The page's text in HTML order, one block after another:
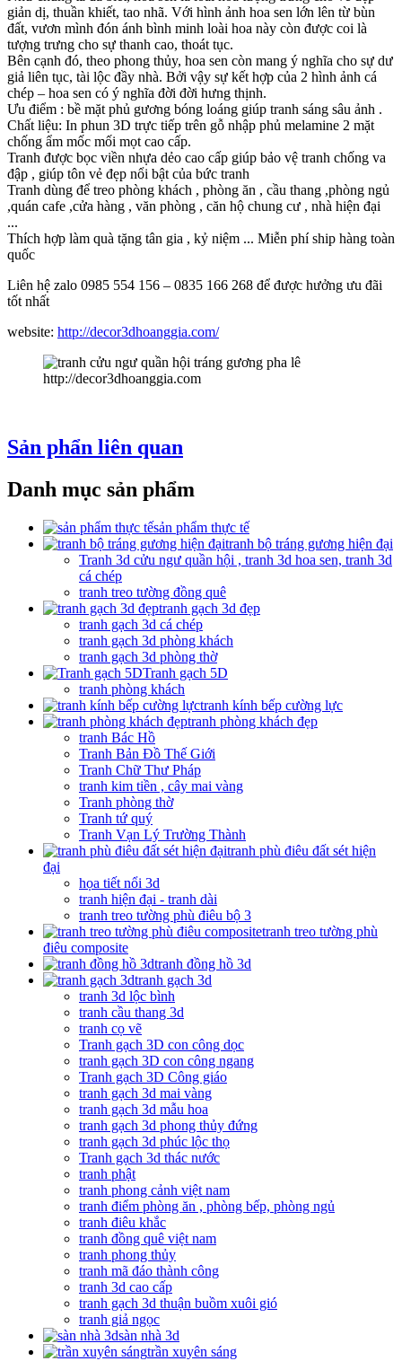
giản dị, thuần khiết, tao nhã. Với hình ảnh hoa sen lớn lên từ bùn
đất, vươn mình đón ánh bình minh loài hoa này còn được coi là
tượng trưng cho sự thanh cao, thoát tục.
Bên cạnh đó, theo phong thủy, hoa sen còn mang ý nghĩa cho sự dư
giả liên tục, tài lộc đầy nhà. Bởi vậy sự kết hợp của 2 hình ảnh cá
chép – hoa sen có ý nghĩa đời đời hưng thịnh.
Ưu điểm : bề mặt phủ gương bóng loáng giúp tranh sáng sâu ảnh .
Chất liệu: In phun 3D trực tiếp trên gỗ nhập phủ melamine 2 mặt
chống ẩm mốc mối mọt cao cấp.
Tranh được bọc viền nhựa dẻo cao cấp giúp bảo vệ tranh chống va
đập , giúp tôn vẻ đẹp nổi bật của bức tranh
Tranh dùng để treo phòng khách , phòng ăn , cầu thang ,phòng ngủ
,quán cafe ,cửa hàng , văn phòng , căn hộ chung cư , nhà hiện đại
...
Thích hợp làm quà tặng tân gia , kỷ niệm ... Miễn phí ship hàng toàn
quốc
Liên hệ zalo 0985 554 156 – 0835 166 268 để được hưởng ưu đãi
tốt nhất
website: http://decor3dhoanggia.com/
http://decor3dhoanggia.com
Sản phẩn liên quan
Danh mục sản phẩm
sản phẩm thực tế
tranh bộ tráng gương hiện đại
Tranh 3d cửu ngư quần hội , tranh 3d hoa sen, tranh 3d
cá chép
tranh treo tường đồng quê
tranh gạch 3d đẹp
tranh gạch 3d cá chép
tranh gạch 3d phòng khách
tranh gạch 3d phòng thờ
Tranh gạch 5D
tranh phòng khách
tranh kính bếp cường lực
tranh phòng khách đẹp
tranh Bác Hồ
Tranh Bản Đồ Thế Giới
Tranh Chữ Thư Pháp
tranh kim tiền , cây mai vàng
Tranh phòng thờ
Tranh tứ quý
Tranh Vạn Lý Trường Thành
tranh phù điêu đất sét hiện
đại
họa tiết nổi 3d
tranh hiện đại - tranh dài
tranh treo tường phù điêu bộ 3
tranh treo tường phù
điêu composite
tranh đồng hồ 3d
tranh gạch 3d
tranh 3d lộc bình
tranh cầu thang 3d
tranh cọ vẽ
Tranh gạch 3D con công dọc
tranh gạch 3D con công ngang
Tranh gạch 3D Công giáo
tranh gạch 3d mai vàng
tranh gạch 3d mẫu hoa
tranh gạch 3d phong thủy đứng
tranh gạch 3d phúc lộc thọ
Tranh gạch 3d thác nước
tranh phật
tranh phong cảnh việt nam
tranh điểm phòng ăn , phòng bếp, phòng ngủ
tranh điêu khắc
tranh đồng quê việt nam
tranh phong thủy
tranh mã đáo thành công
tranh 3d cao cấp
tranh gạch 3d thuận buồm xuôi gió
tranh giả ngọc
sàn nhà 3d
trần xuyên sáng